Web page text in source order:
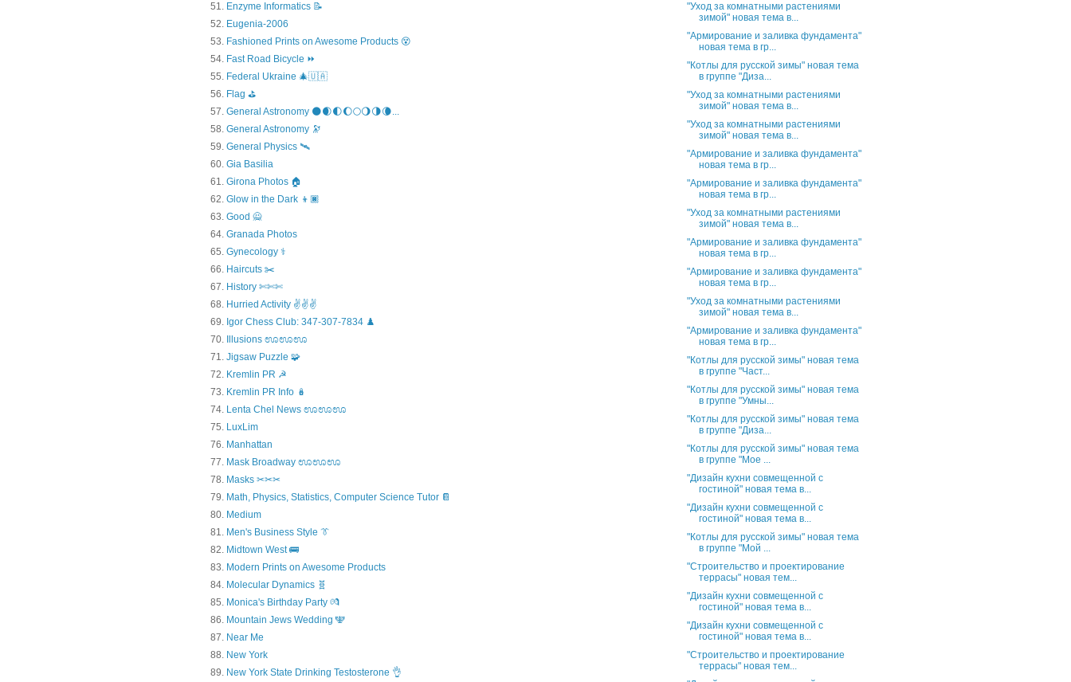
Enzyme Informatics 📝
Eugenia-2006
Fashioned Prints on Awesome Products 😵
Fast Road Bicycle ⏩
Federal Ukraine 🎄🇺🇦
Flag ⛳
General Astronomy 🌑🌒🌓🌔🌕🌖🌗🌘...
General Astronomy 🔭
General Physics 🛰
Gia Basilia
Girona Photos 🏠
Glow in the Dark 👦🏿
Good 🙅
Granada Photos
Gynecology ⚕️
Haircuts ✂️
History ✄✄✄
Hurried Activity ✌✌✌
Igor Chess Club: 347-307-7834 ♟️
Illusions ಊಊಊ
Jigsaw Puzzle 🧩
Kremlin PR ☭
Kremlin PR Info 🪆
Lenta Chel News ಊಊಊ
LuxLim
Manhattan
Mask Broadway ಊಊಊ
Masks ✂✂✂
Math, Physics, Statistics, Computer Science Tutor 📔
Medium
Men's Business Style 👔
Midtown West 🚌
Modern Prints on Awesome Products
Molecular Dynamics 🧬
Monica's Birthday Party 💏
Mountain Jews Wedding 🕎
Near Me
New York
New York State Drinking Testosterone 👌
"Уход за комнатными растениями
зимой" новая тема в...
"Армирование и заливка фундамента"
новая тема в гр...
"Котлы для русской зимы" новая тема
в группе "Диза...
"Уход за комнатными растениями
зимой" новая тема в...
"Уход за комнатными растениями
зимой" новая тема в...
"Армирование и заливка фундамента"
новая тема в гр...
"Армирование и заливка фундамента"
новая тема в гр...
"Уход за комнатными растениями
зимой" новая тема в...
"Армирование и заливка фундамента"
новая тема в гр...
"Армирование и заливка фундамента"
новая тема в гр...
"Уход за комнатными растениями
зимой" новая тема в...
"Армирование и заливка фундамента"
новая тема в гр...
"Котлы для русской зимы" новая тема
в группе "Част...
"Котлы для русской зимы" новая тема
в группе "Умны...
"Котлы для русской зимы" новая тема
в группе "Диза...
"Котлы для русской зимы" новая тема
в группе "Мое ...
"Дизайн кухни совмещенной с
гостиной" новая тема в...
"Дизайн кухни совмещенной с
гостиной" новая тема в...
"Котлы для русской зимы" новая тема
в группе "Мой ...
"Строительство и проектирование
террасы" новая тем...
"Дизайн кухни совмещенной с
гостиной" новая тема в...
"Дизайн кухни совмещенной с
гостиной" новая тема в...
"Строительство и проектирование
террасы" новая тем...